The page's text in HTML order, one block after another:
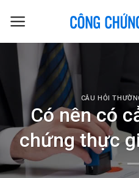
CÂU HỎI
Có nên có
chứng thực